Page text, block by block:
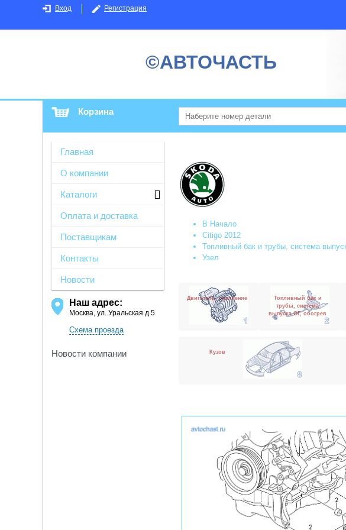
Вход Регистрация
©АВТОЧАСТЬ
Корзина
Главная
О компании
Каталоги
Оплата и доставка
Поставщикам
Контакты
Новости
Наш адрес:
Москва, ул. Уральская д.5
Схема проезда
Новости компании
В Начало
Citigo 2012
Топливный бак и трубы, система
Узел
Двигатель, сцепление
Топливный бак и
трубы, система
выпуска ОГ, обогрев
Кузов